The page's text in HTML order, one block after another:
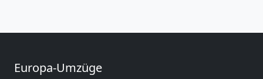
Europa-Umzüge